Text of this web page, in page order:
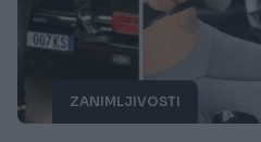
ZANIMLJIVOSTI